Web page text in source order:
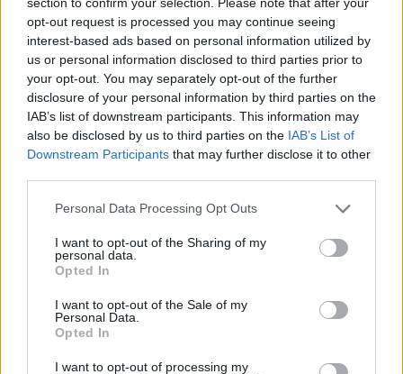
opt-out request is processed you may continue seeing
interest-based ads based on personal information utilized by
us or personal information disclosed to third parties prior to
your opt-out. You may separately opt-out of the further
disclosure of your personal information by third parties on the
IAB’s list of downstream participants. This information may
also be disclosed by us to third parties on the IAB’s List of
Downstream Participants that may further disclose it to other
Personal Data Processing Opt Outs
I want to opt-out of the Sharing of my
personal data.
Opted In
I want to opt-out of the Sale of my
Personal Data.
Opted In
I want to opt-out of processing my
inps
20.846 euro
2025-03-20
Esonero dal versamento dei contributi previdenziali
per nuove assunzioni/trasformazioni a tempo
indeterminato nel bienni
inps
2025-01-25
per nuove assunzioni/trasformazioni a tempo
indeterminato nel bienni
39.998 euro
2024-03-07
Misure fiscali automatiche e sovvenzioni a fondo